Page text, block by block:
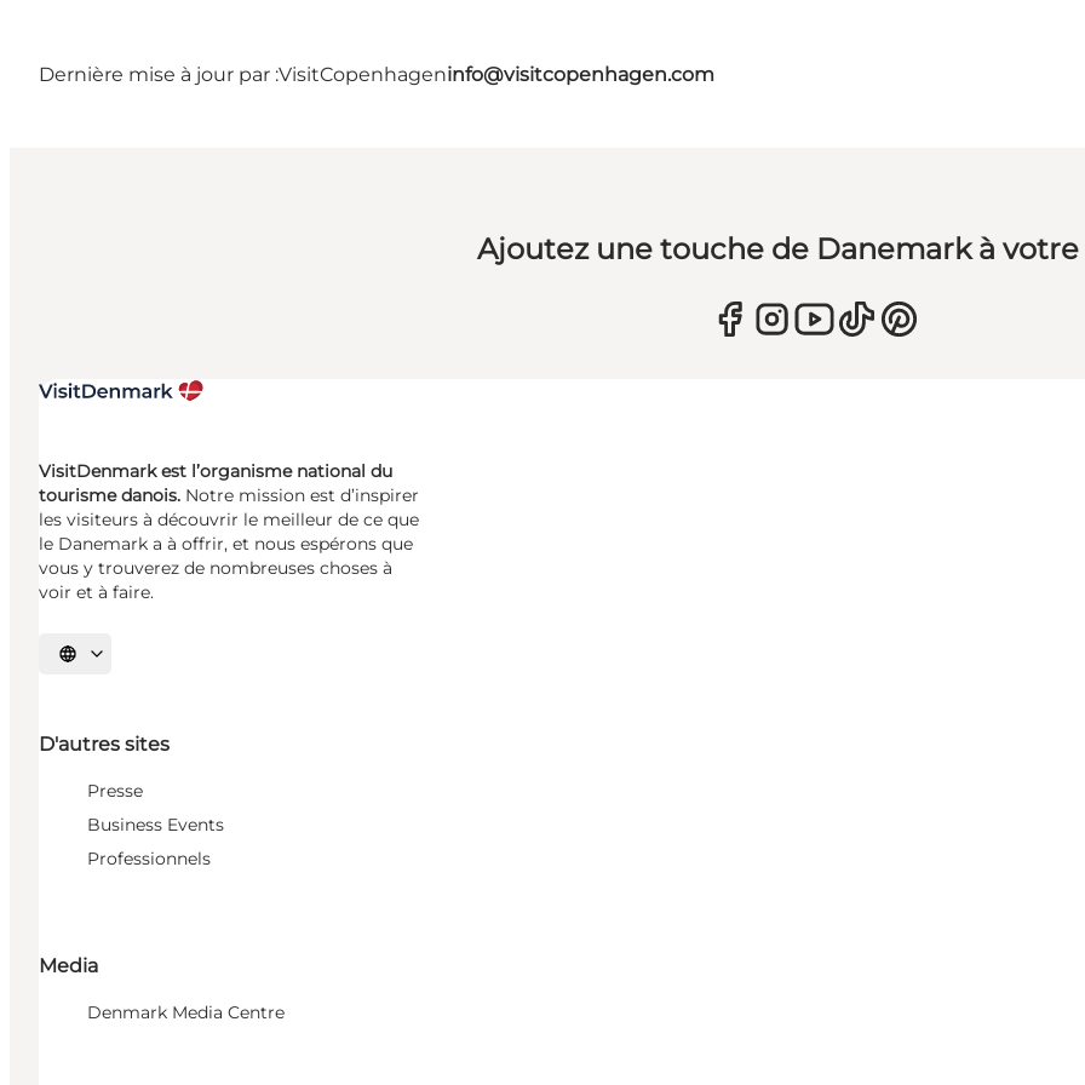
Dernière mise à jour par :VisitCopenhageninfo@visitcopenhagen.com
Ajoutez une touche de Danemark à
VisitDenmark est l’organisme national du
tourisme danois. Notre mission est d’inspirer
les visiteurs à découvrir le meilleur de ce que
le Danemark a à offrir, et nous espérons que
vous y trouverez de nombreuses choses à
voir et à faire.
Choisissez la langue
D'autres sites
Presse
Business Events
Professionnels
Media
Denmark Media Centre